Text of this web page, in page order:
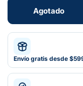
Agotado
Envío gratis desde